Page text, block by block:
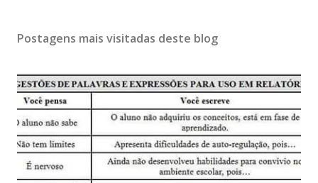
Postagens mais visitadas deste blog